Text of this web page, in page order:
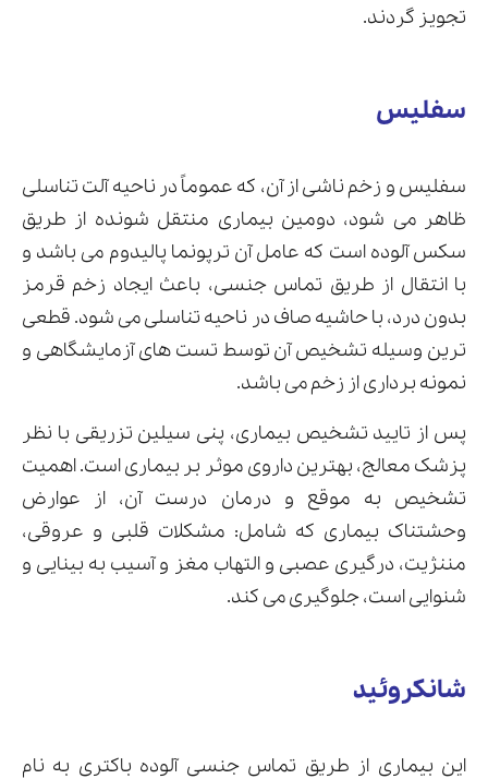
تجویز گردند.
سفلیس
سفلیس و زخم ناشی از آن، که عموماً در ناحیه آلت تناسلی
ظاهر می شود، دومین بیماری منتقل شونده از طریق
سکس آلوده است که عامل آن ترپونما پالیدوم می باشد و
با انتقال از طریق تماس جنسی، باعث ایجاد زخم قرمز
بدون درد، با حاشیه صاف در ناحیه تناسلی می شود. قطعی
ترین وسیله تشخیص آن توسط تست های آزمایشگاهی و
نمونه برداری از زخم می باشد.
پس از تایید تشخیص بیماری، پنی سیلین تزریقی با نظر
پزشک معالج، بهترین داروی موثر بر بیماری است. اهمیت
تشخیص به موقع و درمان درست آن، از عوارض
وحشتناک بیماری که شامل: مشکلات قلبی و عروقی،
مننژیت، درگیری عصبی و التهاب مغز و آسیب به بینایی و
شنوایی است، جلوگیری می کند.
شانکروئید
این بیماری از طریق تماس جنسی آلوده باکتری به نام